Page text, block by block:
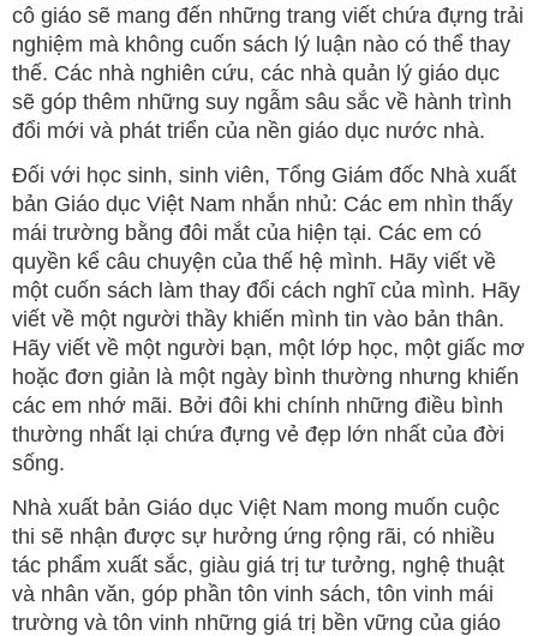
cô giáo sẽ mang đến những trang viết chứa đựng trải
nghiệm mà không cuốn sách lý luận nào có thể thay
thế. Các nhà nghiên cứu, các nhà quản lý giáo dục
sẽ góp thêm những suy ngẫm sâu sắc về hành trình
đổi mới và phát triển của nền giáo dục nước nhà.
Đối với học sinh, sinh viên, Tổng Giám đốc Nhà xuất
bản Giáo dục Việt Nam nhắn nhủ: Các em nhìn thấy
mái trường bằng đôi mắt của hiện tại. Các em có
quyền kể câu chuyện của thế hệ mình. Hãy viết về
một cuốn sách làm thay đổi cách nghĩ của mình. Hãy
viết về một người thầy khiến mình tin vào bản thân.
Hãy viết về một người bạn, một lớp học, một giấc mơ
hoặc đơn giản là một ngày bình thường nhưng khiến
các em nhớ mãi. Bởi đôi khi chính những điều bình
thường nhất lại chứa đựng vẻ đẹp lớn nhất của đời
sống.
Nhà xuất bản Giáo dục Việt Nam mong muốn cuộc
thi sẽ nhận được sự hưởng ứng rộng rãi, có nhiều
tác phẩm xuất sắc, giàu giá trị tư tưởng, nghệ thuật
và nhân văn, góp phần tôn vinh sách, tôn vinh mái
trường và tôn vinh những giá trị bền vững của giáo